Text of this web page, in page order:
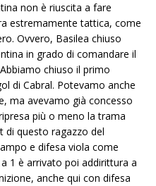
non è riuscita a fare
estremamente tattica, come
Ovvero, Basilea chiuso
in grado di comandare il
chiuso il primo
di Cabral. Potevamo anche
ma avevamo già concesso
più o meno la trama
di questo ragazzo del
e difesa viola come
1 è arrivato poi addirittura a
anche qui con difesa